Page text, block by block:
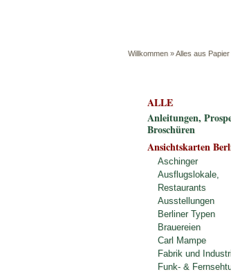
Willkommen »Alles aus Papier
ALLE
Anleitungen,
Broschüren
Ansichtskarten
Aschinger
Ausflugslokale,
Restaurants
Ausstellungen
Berliner Typen
Brauereien
Carl Mampe
Fabrik und
Funk- &